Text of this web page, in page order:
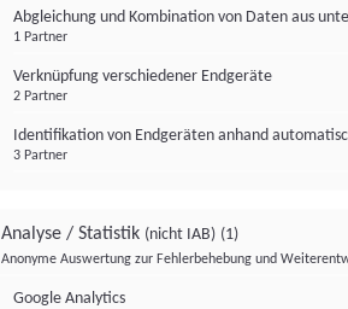
Abgleichung und Kombination von Daten aus
1 Partner
Verknüpfung verschiedener Endgeräte
2 Partner
Identifikation von Endgeräten anhand
3 Partner
Analyse / Statistik (nicht IAB) (1)
Anonyme Auswertung zur Fehlerbehebung und
Google Analytics